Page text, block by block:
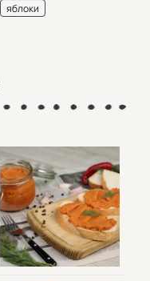
яблоки